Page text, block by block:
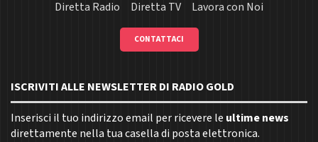
Diretta Radio
Diretta TV Lavora con Noi
CONTATTACI
ISCRIVITI ALLE NEWSLETTER DI RADIO GOLD
Inserisci il tuo indirizzo email per ricevere le ultime news
direttamente nella tua casella di posta elettronica.